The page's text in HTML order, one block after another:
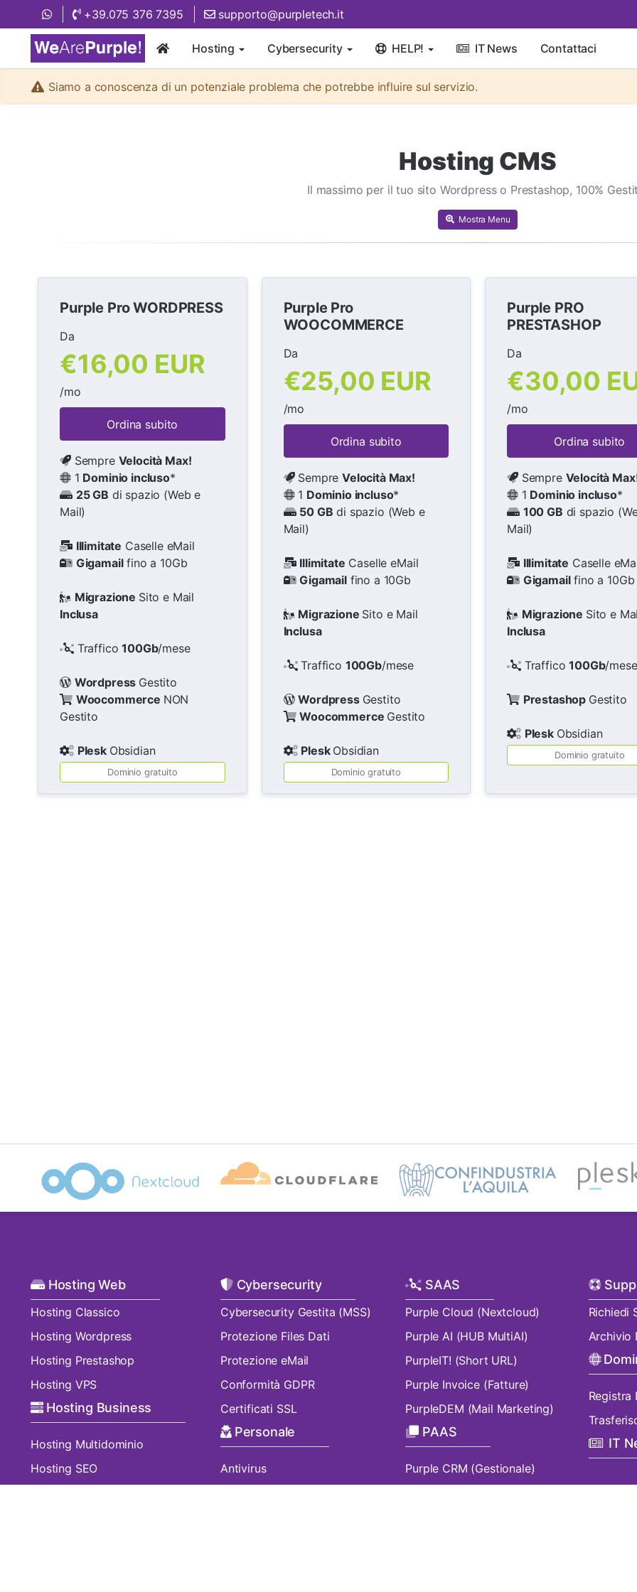
+39.075 376 7395 supporto@purpletech.it
Hosting Cybersecurity HELP! IT News Contattaci
Siamo a conoscenza di un potenziale problema che potrebbe influire sul servizio.
Hosting CMS
Il massimo per il tuo sito Wordpress o Prestashop, 100%
Mostra Menu
Purple Pro WORDPRESS
Da
€16,00 EUR
/mo
Ordina subito
Sempre Velocità Max!
1 Dominio incluso*
25 GB di spazio (Web e
Mail)
Illimitate Caselle eMail
Gigamailfino a 10Gb
Migrazione Sito e Mail
Inclusa
Traffico100Gb/mese
Wordpress Gestito
Woocommerce NON
Gestito
Plesk Obsidian
Dominio gratuito
Purple Pro
WOOCOMMERCE
Da
€25,00 EUR
/mo
Ordina subito
SempreVelocità Max!
1 Dominio incluso*
50 GB di spazio (Web e
Mail)
Illimitate Caselle eMail
Gigamailfino a 10Gb
Migrazione Sito e Mail
Inclusa
Traffico 100Gb/mese
Wordpress Gestito
Woocommerce Gestito
Plesk Obsidian
Dominio gratuito
Purple PRO
PRESTASHOP
Da
€30,00
/mo
Ordina subito
Sempre Velocità
1 Dominio incluso*
100 GB di spazio
Mail)
Illimitate Caselle
Gigamailfino a 10Gb
Migrazione Sito e
Inclusa
Traffico100Gb/mese
Prestashop Gestito
Plesk Obsidian
Dominio gratuito
Hosting Web
Hosting Classico
Hosting Wordpress
Hosting Prestashop
Hosting VPS
Hosting Business
Hosting Multidominio
Hosting SEO
Cybersecurity
Cybersecurity Gestita (MSS)
Protezione Files Dati
Protezione eMail
Conformità GDPR
Certificati SSL
Personale
Antivirus
SAAS
Purple Cloud (Nextcloud)
Purple AI (HUB MultiAI)
PurpleIT! (Short URL)
Purple Invoice (Fatture)
PurpleDEM (Mail Marketing)
PAAS
Purple CRM (Gestionale)
Richiedi
Archivio
Registra
IT